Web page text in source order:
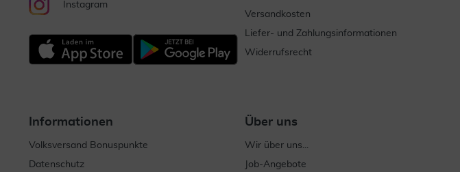
Instagram
Versandkosten
Liefer- und Zahlungsinformationen
Widerrufsrecht
Informationen
Volksversand Bonuspunkte
Datenschutz
Über uns
Wir über uns...
Job-Angebote